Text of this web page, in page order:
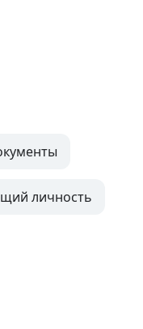
личность